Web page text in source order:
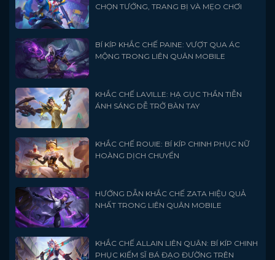
CHỌN TƯỚNG, TRANG BỊ VÀ MẸO CHƠI
BÍ KÍP KHẮC CHẾ PAINE: VƯỢT QUA ÁC
MỘNG TRONG LIÊN QUÂN MOBILE
KHẮC CHẾ LAVILLE: HẠ GỤC THẦN TIỄN
ÁNH SÁNG DỄ TRỞ BÀN TAY
KHẮC CHẾ ROUIE: BÍ KÍP CHINH PHỤC NỮ
HOÀNG DỊCH CHUYỂN
HƯỚNG DẪN KHẮC CHẾ ZATA HIỆU QUẢ
NHẤT TRONG LIÊN QUÂN MOBILE
KHẮC CHẾ ALLAIN LIÊN QUÂN: BÍ KÍP CHINH
PHỤC KIẾM SĨ BÁ ĐẠO ĐƯỜNG TRÊN